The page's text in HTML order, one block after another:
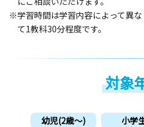
※学習時間は学習内容によって異
て1教科30分程度です。
対象
幼児(2歳〜) 小学